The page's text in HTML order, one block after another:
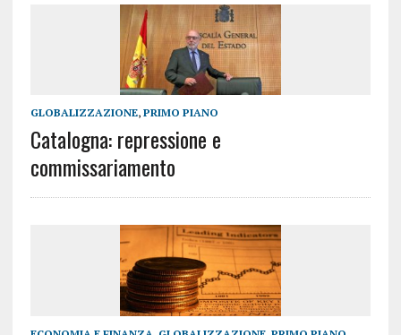
GLOBALIZZAZIONE, PRIMO PIANO
Catalogna: repressione e
commissariamento